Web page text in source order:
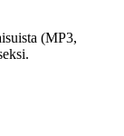
(MP3,